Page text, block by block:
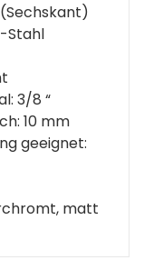
Stahl
3/8 “
10 mm
geeignet:
matt